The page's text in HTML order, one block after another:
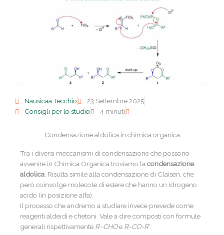
Nausicaa Tecchio
23 Settembre 2025
Consigli per lo studio
4 minuti
Condensazione aldolica in chimica organica
Tra i diversi meccanismi di condensazione che possono
avvenire in Chimica Organica troviamo lacondensazione
aldolica. Risulta simile alla condensazione di Claisen, che
però coinvolge molecole di estere che hanno un idrogeno
acido (in posizione alfa).
Il processo che andremo a studiare invece prevede come
reagenti aldeidi e chetoni. Vale a dire composti con formule
generali rispettivamente R−CHOe R-CO-R’.